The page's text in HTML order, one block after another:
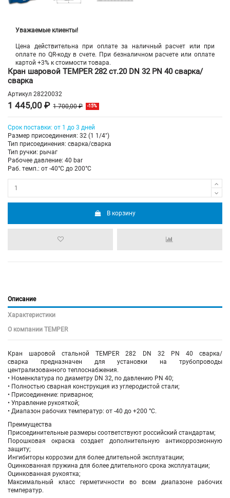
Уважаемые клиенты!
Цена действительна при оплате за наличный расчет или при
оплате по QR-коду в счете. При безналичном расчете или оплате
картой +3% к стоимости товара.
Кран шаровой TEMPER 282 ст.20 DN 32 PN 40 сварка/
сварка
Артикул 28220032
1 445,00 ₽ 1 700,00 ₽ -15%
Срок поставки: от 1 до 3 дней
Размер присоединения: 32 (1 1/4")
Тип присоединения: сварка/сварка
Тип ручки: рычаг
Рабочее давление: 40 bar
Раб. темп.: от -40°C до 200°C
В корзину
Описание
Характеристики
О компании TEMPER
Кран шаровой стальной TEMPER 282 DN 32 PN 40 сварка/
сварка предназначен для установки на трубопроводы
централизованного теплоснабжения.
• Номенклатура по диаметру DN 32, по давлению PN 40;
• Полностью сварная конструкция из углеродистой стали;
• Присоединение: приварное;
• Управление рукояткой;
• Диапазон рабочих температур: от -40 до +200 °С.
Преимущества
Присоединительные размеры соответствуют российский стандартам;
Порошковая окраска создает дополнительную антикоррозионную
защиту;
Ингибиторы коррозии для более длительной эксплуатации;
Оцинкованная пружина для более длительного срока эксплуатации;
Оцинкованная рукоятка;
Максимальный класс герметичности во всем диапазоне рабочих
температур.